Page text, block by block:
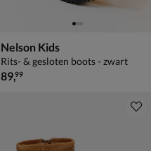
Nelson Kids
Rits- & gesloten boots - zwart
€ 89,99
89,99